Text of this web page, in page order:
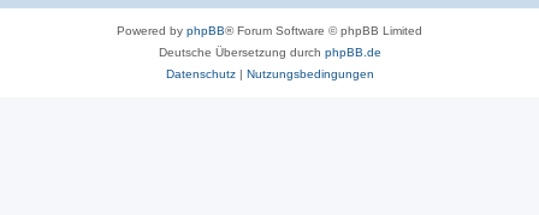
Powered by phpBB® Forum Software © phpBB Limited
Deutsche Übersetzung durch phpBB.de
Datenschutz| Nutzungsbedingungen